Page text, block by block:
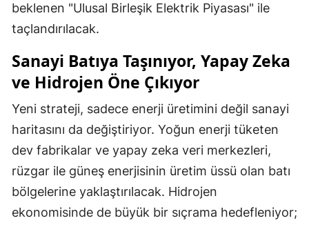
beklenen "Ulusal Birleşik Elektrik Piyasası" ile
taçlandırılacak.
Sanayi Batıya Taşınıyor, Yapay Zeka
ve Hidrojen Öne Çıkıyor
Yeni strateji, sadece enerji üretimini değil sanayi
haritasını da değiştiriyor. Yoğun enerji tüketen
dev fabrikalar ve yapay zeka veri merkezleri,
rüzgar ile güneş enerjisinin üretim üssü olan batı
bölgelerine yaklaştırılacak. Hidrojen
ekonomisinde de büyük bir sıçrama hedefleniyor;